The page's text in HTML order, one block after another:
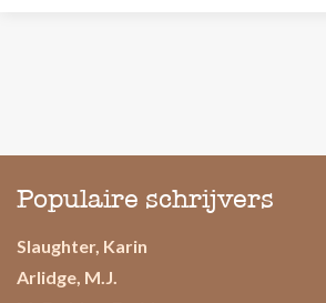
Populaire schrijvers
Slaughter, Karin
Arlidge, M.J.